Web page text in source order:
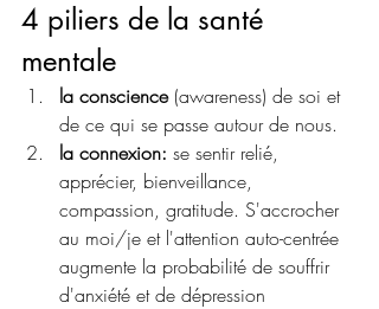
4 piliers de la santé
mentale
la conscience (awareness) de soi et
de ce qui se passe autour de nous.
la connexion: se sentir relié,
apprécier, bienveillance,
compassion, gratitude. S'accrocher
au moi/je et l'attention auto-centrée
augmente la probabilité de souffrir
d'anxiété et de dépression